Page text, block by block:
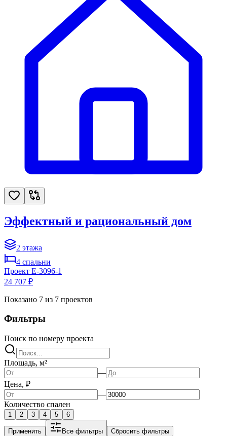
Эффектный и рациональный дом
2 этажа
4 спальни
Проект E-3096-1
24 707 ₽
Показано 7 из 7 проектов
Фильтры
Поиск по номеру проекта
Площадь, м²
—
Цена, ₽
—
Количество спален
1 2 3 4 5 6
Применить Все фильтры Сбросить фильтры